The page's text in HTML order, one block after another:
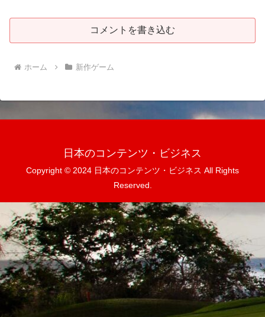
コメントを書き込む
ホーム 新作ゲーム
日本のコンテンツ・ビジネス
Copyright © 2024 日本のコンテンツ・ビジネス All Rights
Reserved.